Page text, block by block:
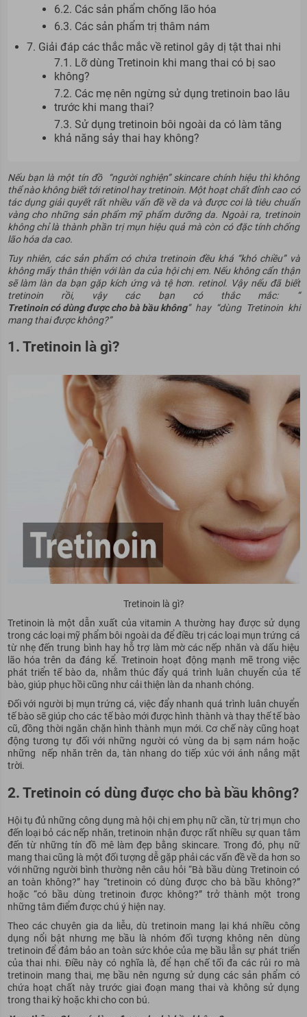
6.2. Các sản phẩm chống lão hóa
6.3. Các sản phẩm trị thâm nám
7. Giải đáp các thắc mắc về retinol gây dị tật thai nhi
7.1. Lỡ dùng Tretinoin khi mang thai có bị sao
không?
7.2. Các mẹ nên ngừng sử dụng tretinoin bao lâu
trước khi mang thai?
7.3. Sử dụng tretinoin bôi ngoài da có làm tăng
khả năng sảy thai hay không?
Nếu bạn là một tín đồ “người nghiện” skincare chính hiệu thì không
thể nào không biết tới retinol hay tretinoin. Một hoạt chất đỉnh cao có
tác dụng giải quyết rất nhiều vấn đề về da và được coi là tiêu chuẩn
vàng cho những sản phẩm mỹ phẩm dưỡng da. Ngoài ra, tretinoin
không chỉ là thành phần trị mụn hiệu quả mà còn có đặc tính chống
lão hóa da cao.
Tuy nhiên, các sản phẩm có chứa tretinoin đều khá “khó chiều” và
không mấy thân thiện với làn da của hội chị em. Nếu không cẩn thận
sẽ làm làn da bạn gặp kích ứng và tệ hơn. retinol. Vậy nếu đã biết
tretinoin rồi, vậy các bạn có thắc mắc: “
Tretinoin có dùng được cho bà bầu không’’ hay “dùng Tretinoin khi
mang thai được không?”
1. Tretinoin là gì?
Tretinoin là gì?
Tretinoin là một dẫn xuất của vitamin A thường hay được sử dụng
trong các loại mỹ phẩm bôi ngoài da để điều trị các loại mụn trứng cá
từ nhẹ đến trung bình hay hỗ trợ làm mờ các nếp nhăn và dấu hiệu
lão hóa trên da đáng kể. Tretinoin hoạt động mạnh mẽ trong việc
phát triển tế bào da, nhằm thúc đẩy quá trình luân chuyển của tế
bào, giúp phục hồi cũng như cải thiện làn da nhanh chóng.
Đối với người bị mụn trứng cá, việc đẩy nhanh quá trình luân chuyển
tế bào sẽ giúp cho các tế bào mới được hình thành và thay thế tế bào
cũ, đồng thời ngăn chặn hình thành mụn mới. Cơ chế này cũng hoạt
động tương tự đối với những người có vùng da bị sạm nám hoặc
những nếp nhăn trên da, tàn nhang do tiếp xúc với ánh nắng mặt
trời.
2. Tretinoin có dùng được cho bà bầu không?
Hội tụ đủ những công dụng mà hội chị em phụ nữ cần, từ trị mụn cho
đến loại bỏ các nếp nhăn, tretinoin nhận được rất nhiều sự quan tâm
đến từ những tín đồ mê làm đẹp bằng skincare. Trong đó, phụ nữ
mang thai cũng là một đối tượng dễ gặp phải các vấn đề về da hơn so
với những người bình thường nên câu hỏi “Bà bầu dùng Tretinoin có
an toàn không?” hay “tretinoin có dùng được cho bà bầu không?”
hoặc “có bầu dùng tretinoin được không?” trở thành một trong
những tâm điểm được chú ý hiện nay.
Theo các chuyên gia da liễu, dù tretinoin mang lại khá nhiều công
dụng nổi bật nhưng mẹ bầu là nhóm đối tượng không nên dùng
tretinoin để đảm bảo an toàn sức khỏe của mẹ bầu lẫn sự phát triển
của thai nhi. Điều này có nghĩa là, để hạn chế tối đa các rủi ro mà
tretinoin mang thai, mẹ bầu nên ngưng sử dụng các sản phẩm có
chứa hoạt chất này trước giai đoạn mang thai và không sử dụng
trong thai kỳ hoặc khi cho con bú.